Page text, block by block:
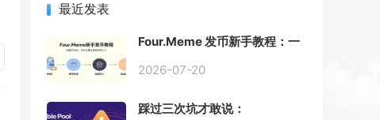
最近发表
Four.Meme 发币新手教程：一
动踩坑
2026-07-20
踩过三次坑才敢说：